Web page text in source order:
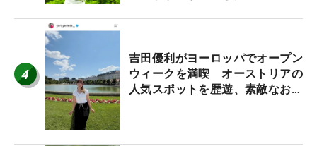
4
吉田優利がヨーロッパでオープン
ウィークを満喫 オーストリアの
人気スポットを歴遊、素敵なお土